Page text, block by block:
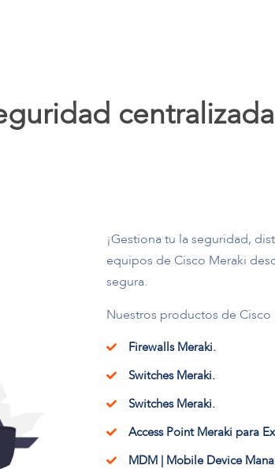
¡Gestiona tu la seguridad,
equipos de Cisco Meraki
segura.
Nuestros productos de
Firewalls Meraki.
Switches Meraki.
Switches Meraki.
Access Point Meraki para
MDM | Mobile Device